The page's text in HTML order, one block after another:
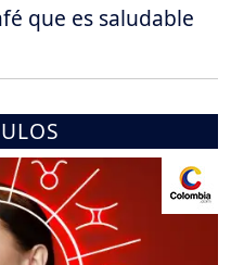
que es saludable